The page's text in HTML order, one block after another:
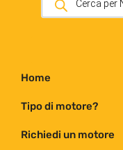
Home
Tipo di motore?
Richiedi un motore